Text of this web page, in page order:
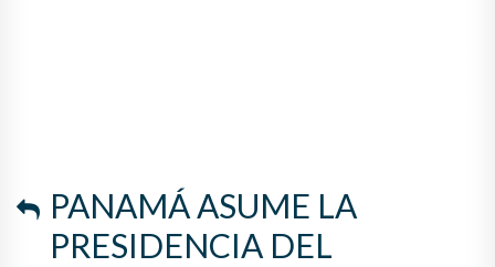
PANAMÁ ASUME LA
PRESIDENCIA DEL